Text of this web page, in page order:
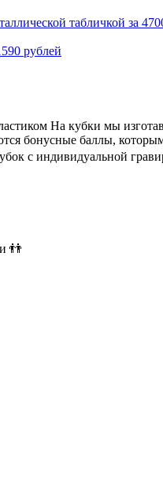
табличкой за
рублей
На кубки мы
бонусные баллы,
с индивидуальной
👬